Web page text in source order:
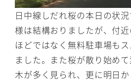
日中線しだれ桜の本日の状
様は結構おりましたが、付
ほどではなく無料駐車場も
ました。また桜が散り始め
木が多く見られ、更に明日